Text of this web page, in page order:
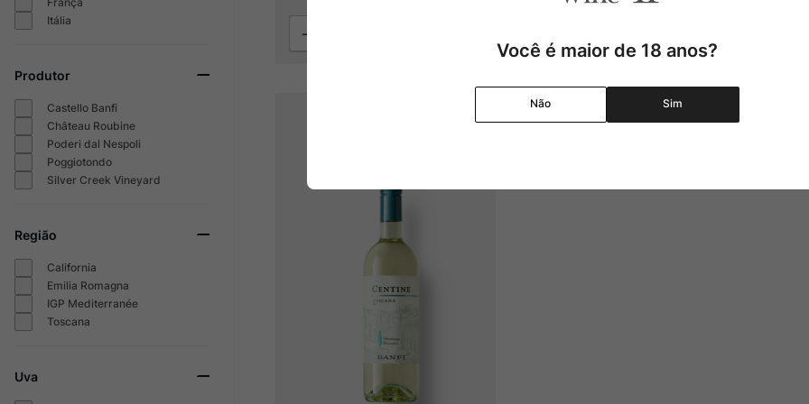
Itália
Produtor
Castello Banfi
Château Roubine
Poderi dal Nespoli
Poggiotondo
Silver Creek Vineyard
Região
California
Emilia Romagna
IGP Mediterranée
Toscana
Uva
Você é maior de 18 anos?
Não Sim